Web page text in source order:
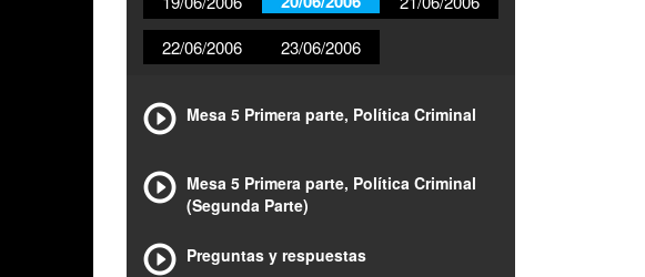
22/06/2006
23/06/2006
Mesa 5 Primera parte, Política Criminal
Mesa 5 Primera parte, Política Criminal
(Segunda Parte)
Preguntas y respuestas